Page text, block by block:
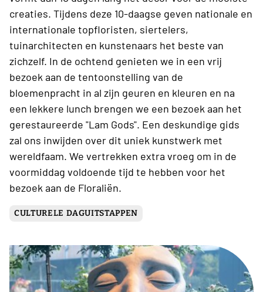
creaties. Tijdens deze 10-daagse geven nationale en
internationale topfloristen, siertelers,
tuinarchitecten en kunstenaars het beste van
zichzelf. In de ochtend genieten we in een vrij
bezoek aan de tentoonstelling van de
bloemenpracht in al zijn geuren en kleuren en na
een lekkere lunch brengen we een bezoek aan het
gerestaureerde "Lam Gods". Een deskundige gids
zal ons inwijden over dit uniek kunstwerk met
wereldfaam. We vertrekken extra vroeg om in de
voormiddag voldoende tijd te hebben voor het
bezoek aan de Floraliën.
CULTURELE DAGUITSTAPPEN